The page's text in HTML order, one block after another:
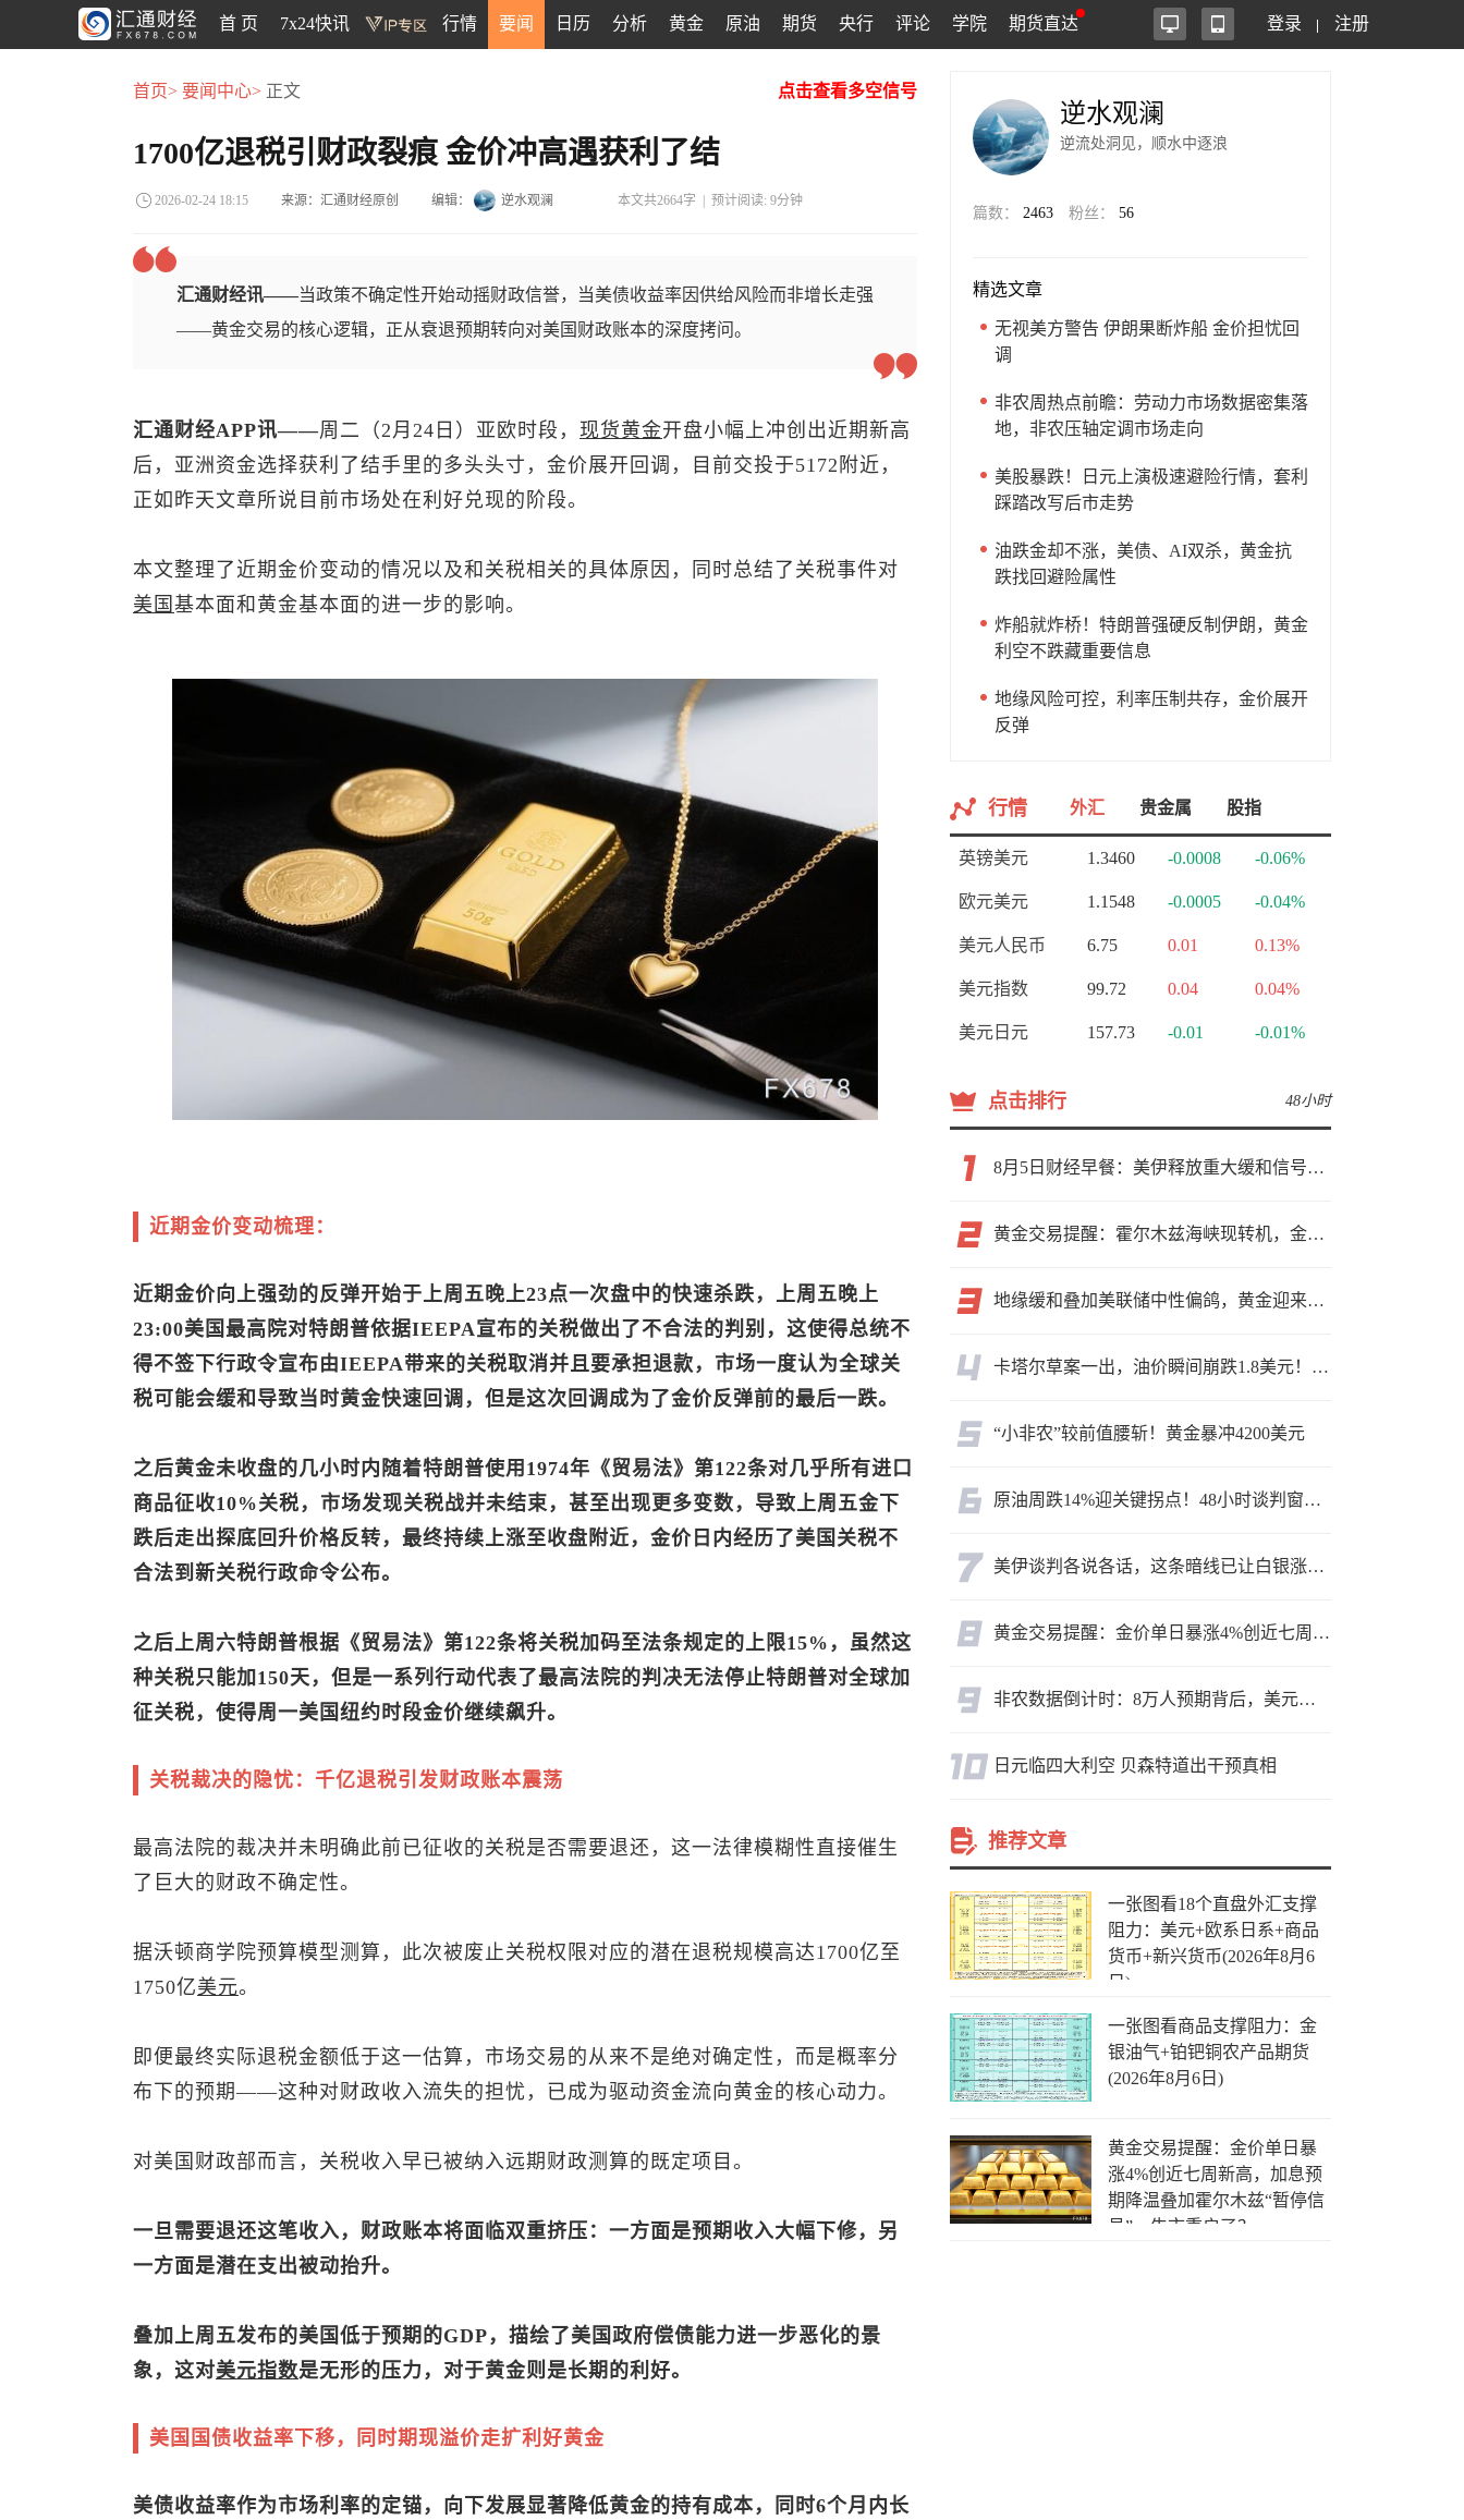
首 页 7x24快讯 行情 要闻 日历 分析 黄金 原油 期货 央行 评论 学院 期货直达 登录 注册
首页> 要闻中心> 正文 点击查看多空信号
1700亿退税引财政裂痕 金价冲高遇获利了结
2026-02-24 18:15 来源：汇通财经原创 编辑： 逆水观澜 本文共2664字 | 预计阅读: 9分钟
汇通财经讯——当政策不确定性开始动摇财政信誉，当美债收益率因供给风险而非增长走强
——黄金交易的核心逻辑，正从衰退预期转向对美国财政账本的深度拷问。
汇通财经APP讯——周二（2月24日）亚欧时段， 现货黄金开盘小幅上冲创出近期新高
后，亚洲资金选择获利了结手里的多头头寸，金价展开回调，目前交投于5172附近，
正如昨天文章所说目前市场处在利好兑现的阶段。
本文整理了近期金价变动的情况以及和关税相关的具体原因，同时总结了关税事件对
美国 基本面和黄金基本面的进一步的影响。
近期金价变动梳理：
近期金价向上强劲的反弹开始于上周五晚上23点一次盘中的快速杀跌，上周五晚上
23:00美国最高院对特朗普依据IEEPA宣布的关税做出了不合法的判别，这使得总统不
得不签下行政令宣布由IEEPA带来的关税取消并且要承担退款，市场一度认为全球关
税可能会缓和导致当时黄金快速回调，但是这次回调成为了金价反弹前的最后一跌。
之后黄金未收盘的几小时内随着特朗普使用1974年《贸易法》第122条对几乎所有进口
商品征收10%关税，市场发现关税战并未结束，甚至出现更多变数，导致上周五金下
跌后走出探底回升价格反转，最终持续上涨至收盘附近，金价日内经历了美国关税不
合法到新关税行政命令公布。
之后上周六特朗普根据《贸易法》第122条将关税加码至法条规定的上限15%，虽然这
种关税只能加150天，但是一系列行动代表了最高法院的判决无法停止特朗普对全球加
征关税，使得周一美国纽约时段金价继续飙升。
关税裁决的隐忧：千亿退税引发财政账本震荡
最高法院的裁决并未明确此前已征收的关税是否需要退还，这一法律模糊性直接催生
了巨大的财政不确定性。
据沃顿商学院预算模型测算，此次被废止关税权限对应的潜在退税规模高达1700亿至
1750亿美元。
即便最终实际退税金额低于这一估算，市场交易的从来不是绝对确定性，而是概率分
布下的预期——这种对财政收入流失的担忧，已成为驱动资金流向黄金的核心动力。
对美国财政部而言，关税收入早已被纳入远期财政测算的既定项目。
一旦需要退还这笔收入，财政账本将面临双重挤压：一方面是预期收入大幅下修，另
一方面是潜在支出被动抬升。
叠加上周五发布的美国低于预期的GDP，描绘了美国政府偿债能力进一步恶化的景
象，这对美元指数是无形的压力，对于黄金则是长期的利好。
美国国债收益率下移，同时期现溢价走扩利好黄金
美债收益率作为市场利率的定锚，向下发展显著降低黄金的持有成本，同时6个月内长
逆水观澜
逆流处洞见，顺水中逐浪
篇数： 2463 粉丝： 56
精选文章
无视美方警告 伊朗果断炸船 金价担忧回
调
非农周热点前瞻：劳动力市场数据密集落
地，非农压轴定调市场走向
美股暴跌！日元上演极速避险行情，套利
踩踏改写后市走势
油跌金却不涨，美债、AI双杀，黄金抗
跌找回避险属性
炸船就炸桥！特朗普强硬反制伊朗，黄金
利空不跌藏重要信息
地缘风险可控，利率压制共存，金价展开
反弹
行情 外汇 贵金属 股指
英镑美元 1.3460 -0.0008 -0.06%
欧元美元 1.1548 -0.0005 -0.04%
美元人民币 6.75 0.01 0.13%
美元指数 99.72 0.04 0.04%
美元日元 157.73 -0.01 -0.01%
点击排行 48小时
8月5日财经早餐：美伊释放重大缓和信号，现货黄金高位持稳，美油重挫超6%
黄金交易提醒：霍尔木兹海峡现转机，金价小幅反弹，能否借就业数据再上新台阶？
地缘缓和叠加美联储中性偏鸽，黄金迎来上行窗口
卡塔尔草案一出，油价瞬间崩跌1.8美元！海峡真要通了？
“小非农”较前值腰斩！黄金暴冲4200美元
原油周跌14%迎关键拐点！48小时谈判窗口，暗藏行情变数
美伊谈判各说各话，这条暗线已让白银涨疯了
黄金交易提醒：金价单日暴涨4%创近七周新高，加息预期降温叠加霍尔木兹“暂停信号”，牛市重启了？
非农数据倒计时：8万人预期背后，美元方向面临重新选择
日元临四大利空 贝森特道出干预真相
推荐文章
一张图看18个直盘外汇支撑
阻力：美元+欧系日系+商品
货币+新兴货币(2026年8月6
日)
一张图看商品支撑阻力：金
银油气+铂钯铜农产品期货
(2026年8月6日)
黄金交易提醒：金价单日暴
涨4%创近七周新高，加息预
期降温叠加霍尔木兹“暂停信
号”，牛市重启了？